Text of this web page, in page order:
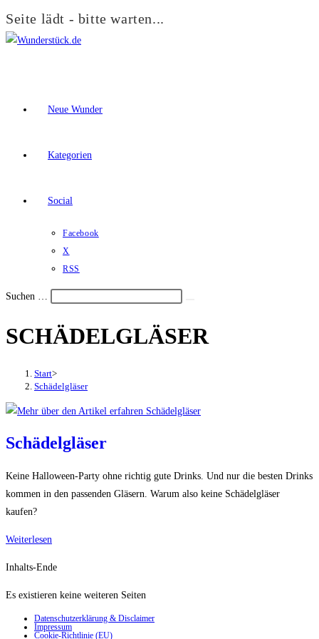
Seite lädt - bitte warten...
Zum
Neue Wunder
Kategorien
Social
Facebook
X
RSS
Suchen …
den
das
aus-
einzuklappen
SCHÄDELGLÄSER
Start>
Schädelgläser
Schädelgläser
Keine Halloween-Party ohne richtig gute Drinks. Und nur die besten Drinks
kommen in den passenden Gläsern. Warum also keine Schädelgläser
kaufen?
Weiterlesen
Inhalts-Ende
Es existieren keine weiteren Seiten
Datenschutzerklärung & Disclaimer
Impressum
Cookie-Richtlinie (EU)